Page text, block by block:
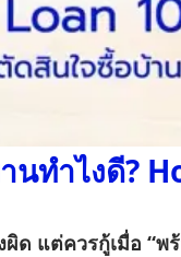
นทำไงดี?
ผิด แต่ควรกู้เมื่อ “พ